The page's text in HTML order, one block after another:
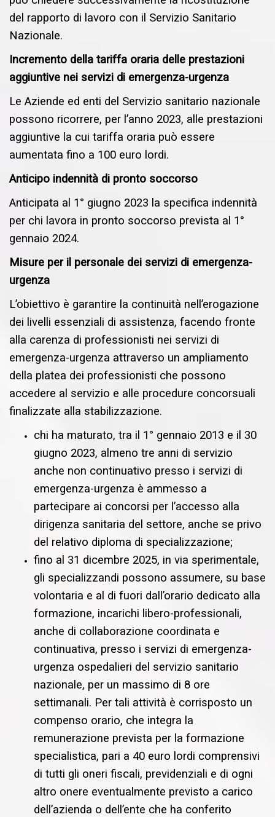
del rapporto di lavoro con il Servizio Sanitario
Nazionale.
Incremento della tariffa oraria delle prestazioni
aggiuntive nei servizi di emergenza-urgenza
Le Aziende ed enti del Servizio sanitario nazionale
possono ricorrere, per l’anno 2023, alle prestazioni
aggiuntive la cui tariffa oraria può essere
aumentata fino a 100 euro lordi.
Anticipo indennità di pronto soccorso
Anticipata al 1° giugno 2023 la specifica indennità
per chi lavora in pronto soccorso prevista al 1°
gennaio 2024.
Misure per il personale dei servizi di emergenza-
urgenza
L’obiettivo è garantire la continuità nell’erogazione
dei livelli essenziali di assistenza, facendo fronte
alla carenza di professionisti nei servizi di
emergenza-urgenza attraverso un ampliamento
della platea dei professionisti che possono
accedere al servizio e alle procedure concorsuali
finalizzate alla stabilizzazione.
chi ha maturato, tra il 1° gennaio 2013 e il 30
giugno 2023, almeno tre anni di servizio
anche non continuativo presso i servizi di
emergenza-urgenza è ammesso a
partecipare ai concorsi per l’accesso alla
dirigenza sanitaria del settore, anche se privo
del relativo diploma di specializzazione;
fino al 31 dicembre 2025, in via sperimentale,
gli specializzandi possono assumere, su base
volontaria e al di fuori dall’orario dedicato alla
formazione, incarichi libero-professionali,
anche di collaborazione coordinata e
continuativa, presso i servizi di emergenza-
urgenza ospedalieri del servizio sanitario
nazionale, per un massimo di 8 ore
settimanali. Per tali attività è corrisposto un
compenso orario, che integra la
remunerazione prevista per la formazione
specialistica, pari a 40 euro lordi comprensivi
di tutti gli oneri fiscali, previdenziali e di ogni
altro onere eventualmente previsto a carico
dell’azienda o dell’ente che ha conferito